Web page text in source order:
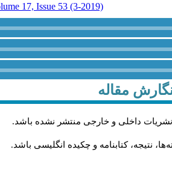
17, Issue 53 (3-2019)
مقاله
داخلی و خارجی منتشر نشده باشد.
نتیجه، کتابنامه و چکیده انگلیسی باشد.